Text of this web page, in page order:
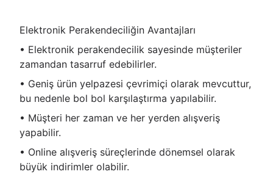
Elektronik Perakendeciliğin Avantajları
• Elektronik perakendecilik sayesinde müşteriler
zamandan tasarruf edebilirler.
• Geniş ürün yelpazesi çevrimiçi olarak mevcuttur,
bu nedenle bol bol karşılaştırma yapılabilir.
• Müşteri her zaman ve her yerden alışveriş
yapabilir.
• Online alışveriş süreçlerinde dönemsel olarak
büyük indirimler olabilir.